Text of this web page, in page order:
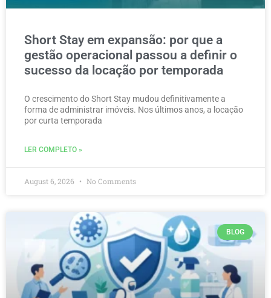
Short Stay em expansão: por que a
gestão operacional passou a definir o
sucesso da locação por temporada
O crescimento do Short Stay mudou definitivamente a
forma de administrar imóveis. Nos últimos anos, a locação
por curta temporada
LER COMPLETO »
August 6, 2026 No Comments
BLOG